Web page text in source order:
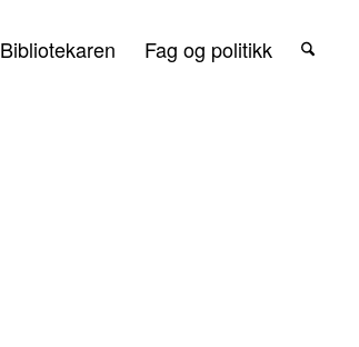
Bibliotekaren Fag og politikk